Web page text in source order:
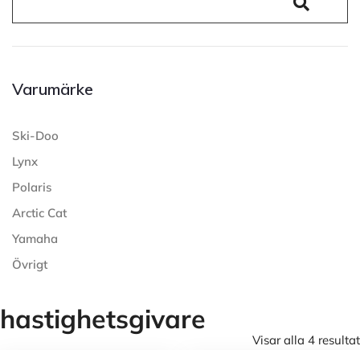
Varumärke
Ski-Doo
Lynx
Polaris
Arctic Cat
Yamaha
Övrigt
hastighetsgivare
Visar alla 4 resultat